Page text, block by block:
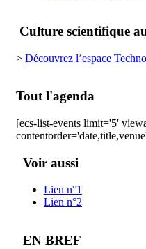
Culture scientifique
> Découvrez l’espace
Tout l'agenda
[ecs-list-events limit='5'
Voir aussi
Lien n°1
Lien n°2
EN BREF